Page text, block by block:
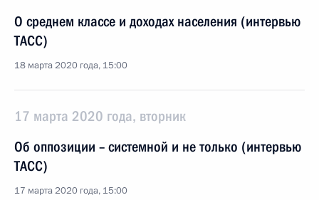
О среднем классе и доходах населения (интервью
ТАСС)
18 марта 2020 года, 15:00
17 марта 2020 года, вторник
Об оппозиции – системной и не только (интервью
ТАСС)
17 марта 2020 года, 15:00